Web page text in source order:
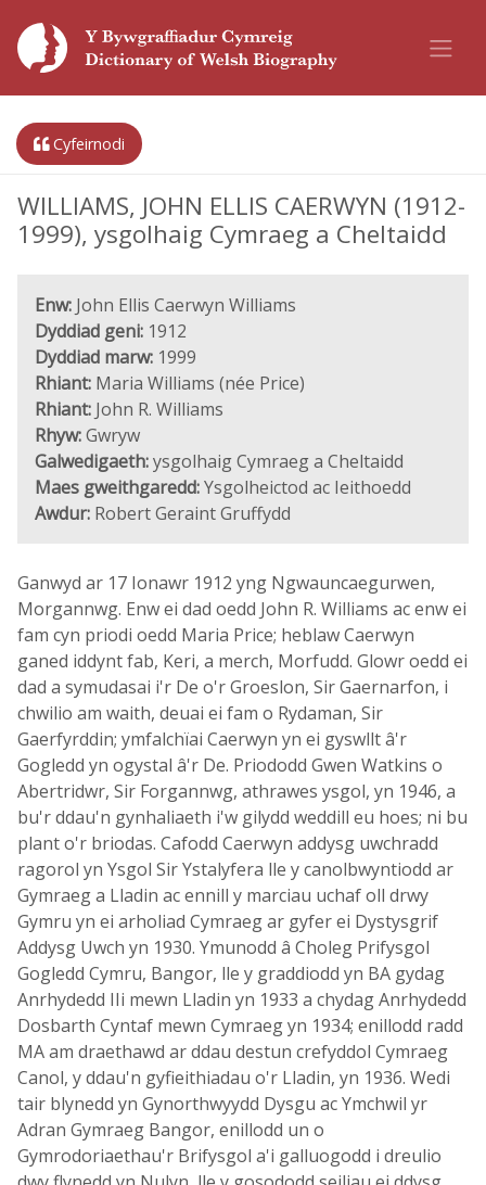
Cyfeirnodi
WILLIAMS, JOHN ELLIS CAERWYN (1912-
1999), ysgolhaig Cymraeg a Cheltaidd
Enw: John Ellis Caerwyn Williams
Dyddiad geni: 1912
Dyddiad marw: 1999
Rhiant: Maria Williams (née Price)
Rhiant: John R. Williams
Rhyw:Gwryw
Galwedigaeth:ysgolhaig Cymraeg a Cheltaidd
Maes gweithgaredd:Ysgolheictod ac Ieithoedd
Awdur: Robert Geraint Gruffydd
Ganwyd ar 17 Ionawr 1912 yng Ngwauncaegurwen,
Morgannwg. Enw ei dad oedd John R. Williams ac enw ei
fam cyn priodi oedd Maria Price; heblaw Caerwyn
ganed iddynt fab, Keri, a merch, Morfudd. Glowr oedd ei
dad a symudasai i'r De o'r Groeslon, Sir Gaernarfon, i
chwilio am waith, deuai ei fam o Rydaman, Sir
Gaerfyrddin; ymfalchïai Caerwyn yn ei gyswllt â'r
Gogledd yn ogystal â'r De. Priododd Gwen Watkins o
Abertridwr, Sir Forgannwg, athrawes ysgol, yn 1946, a
bu'r ddau'n gynhaliaeth i'w gilydd weddill eu hoes; ni bu
plant o'r briodas. Cafodd Caerwyn addysg uwchradd
ragorol yn Ysgol Sir Ystalyfera lle y canolbwyntiodd ar
Gymraeg a Lladin ac ennill y marciau uchaf oll drwy
Gymru yn ei arholiad Cymraeg ar gyfer ei Dystysgrif
Addysg Uwch yn 1930. Ymunodd â Choleg Prifysgol
Gogledd Cymru, Bangor, lle y graddiodd yn BA gydag
Anrhydedd IIi mewn Lladin yn 1933 a chydag Anrhydedd
Dosbarth Cyntaf mewn Cymraeg yn 1934; enillodd radd
MA am draethawd ar ddau destun crefyddol Cymraeg
Canol, y ddau'n gyfieithiadau o'r Lladin, yn 1936. Wedi
tair blynedd yn Gynorthwyydd Dysgu ac Ymchwil yr
Adran Gymraeg Bangor, enillodd un o
Gymrodoriaethau'r Brifysgol a'i galluogodd i dreulio